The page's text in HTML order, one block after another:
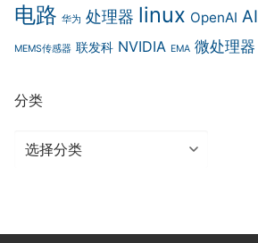
电路 华为 处理器 linux OpenAI AI
MEMS传感器 联发科 NVIDIA EMA 微处理器
分类
分